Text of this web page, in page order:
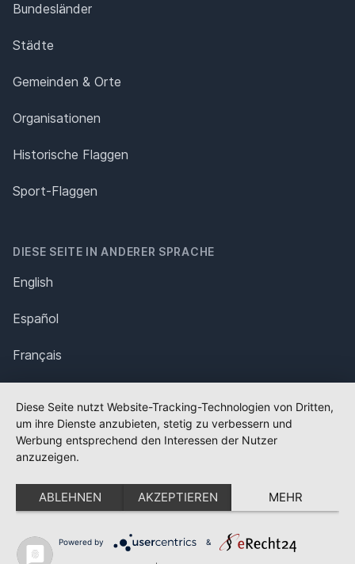
Bundesländer
Städte
Gemeinden & Orte
Organisationen
Historische Flaggen
Sport-Flaggen
DIESE SEITE IN ANDERER SPRACHE
English
Español
Français
Polska
Português
Nederlands
Svenska
Diese Seite nutzt Website-Tracking-Technologien von Dritten,
um ihre Dienste anzubieten, stetig zu verbessern und
Werbung entsprechend den Interessen der Nutzer
anzuzeigen.
ABLEHNEN AKZEPTIEREN MEHR
Powered by &